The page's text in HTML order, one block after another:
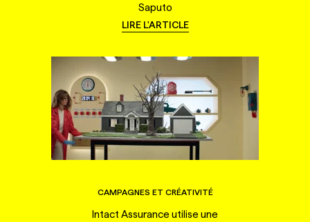
Saputo
LIRE L'ARTICLE
CAMPAGNES ET CRÉATIVITÉ
Intact Assurance utilise une